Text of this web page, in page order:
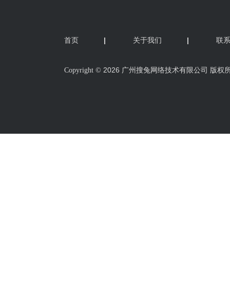
首页 | 关于我们 | 联
Copyright © 2026 广州搜兔网络技术有限公司 版权